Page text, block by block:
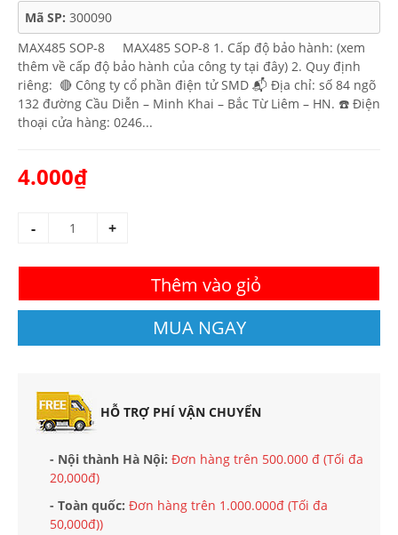
Mã SP: 300090
MAX485 SOP-8 MAX485 SOP-8 1. Cấp độ bảo hành: (xem
thêm về cấp độ bảo hành của công ty tại đây) 2. Quy định
riêng: 🔴 Công ty cổ phần điện tử SMD 📬 Địa chỉ: số 84 ngõ
132 đường Cầu Diễn – Minh Khai – Bắc Từ Liêm – HN. ☎️ Điện
thoại cửa hàng: 0246...
4.000₫
- +
Thêm vào giỏ
MUA NGAY
HỖ TRỢ PHÍ VẬN CHUYỂN
- Nội thành Hà Nội: Đơn hàng trên 500.000 đ (Tối đa
20,000đ)
- Toàn quốc: Đơn hàng trên 1.000.000đ (Tối đa
50,000đ))